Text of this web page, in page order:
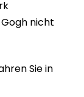
nicht
Sie in